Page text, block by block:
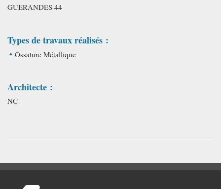
GUERANDES 44
Types de travaux réalisés :
Ossature Métallique
Architecte :
NC